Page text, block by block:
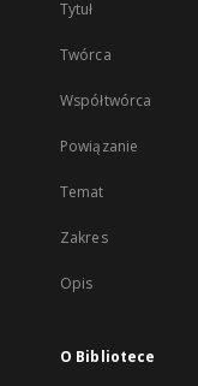
Tytuł
Twórca
Współtwórca
Powiązanie
Temat
Zakres
Opis
O Bibliotece